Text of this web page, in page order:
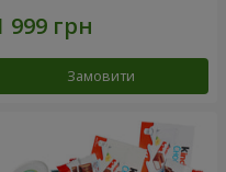
Замовити